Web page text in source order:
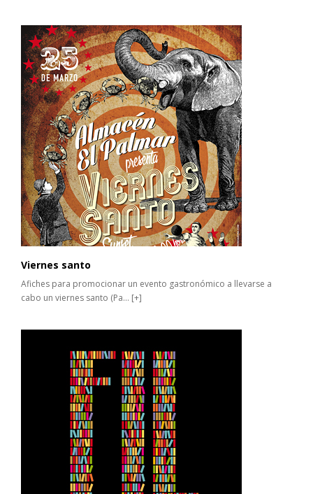
Viernes santo
Afiches para promocionar un evento gastronómico a llevarse a
cabo un viernes santo (Pa... [+]